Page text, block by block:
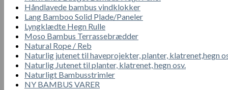
Håndlavede bambus vindklokker
Lang Bamboo Solid Plade/Paneler
Lyngklædte Hegn Rulle
Moso Bambus Terrassebrædder
Natural Rope / Reb
Naturlig jutenet til haveprojekter, planter, klatrenet,hegn
Naturlig Jutenet til planter, klatrenet, hegn osv.
Naturligt Bambusstrimler
NY BAMBUS VARER